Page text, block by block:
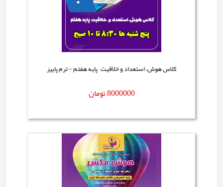
کلاس هوش، استعداد و خلاقیت – پایه هفتم - ترم پاییز
8000000تومان